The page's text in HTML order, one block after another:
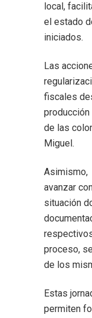
local,
el estado
iniciados.
Las
fiscales
de las
Miguel.
Asimismo,
avanzar
situación
proceso,
de los
Estas
permiten